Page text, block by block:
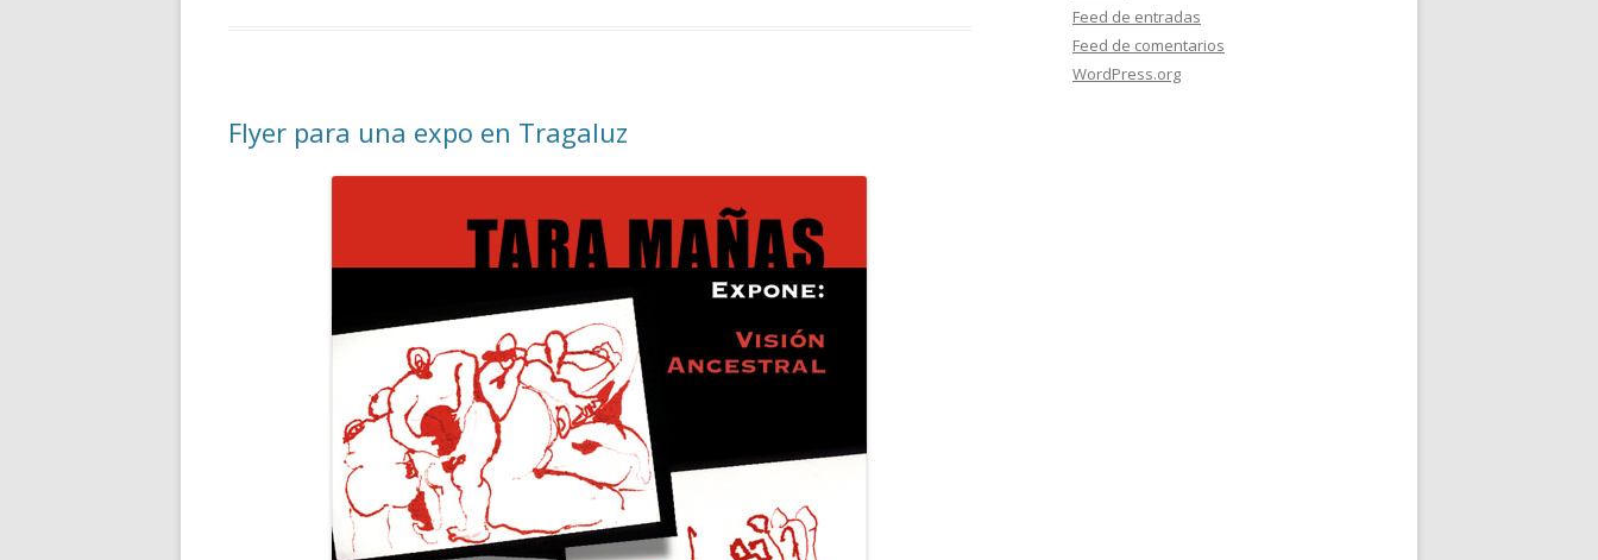
Flyer para una expo en Tragaluz
Feed de entradas
Feed de comentarios
WordPress.org